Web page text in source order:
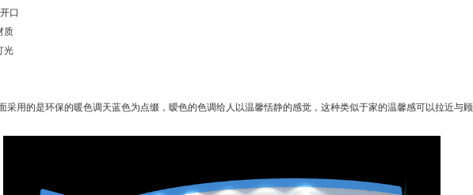
口
质
光
用的是环保的暖色调天蓝色为点缀，暧色的色调给人以温馨恬静的感觉，这种类似于家的温馨感可以拉近与